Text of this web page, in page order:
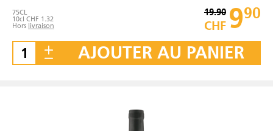
75CL
10cl CHF 1.32
Hors livraison
19.90
CHF 990
AJOUTER AU PANIER